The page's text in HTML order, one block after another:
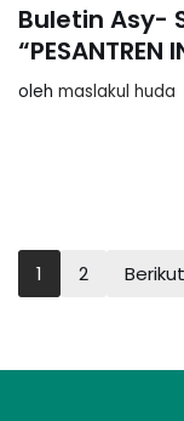
Buletin Asy-
“PESANTREN
oleh maslakul huda
1 2